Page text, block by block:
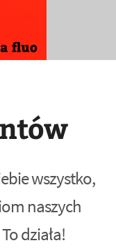
wszystko,
naszych
działa!